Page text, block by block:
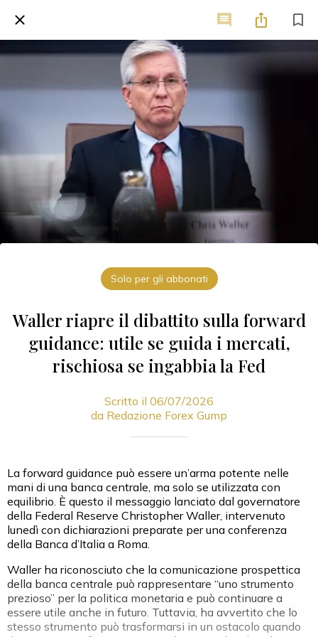
Solo per gli abbonati
Waller riapre il dibattito sulla forward
guidance: utile se guida i mercati,
rischiosa se ingabbia la Fed
Scritto il 06/07/2026
da Redazione Forex Gump
La forward guidance può essere un’arma potente nelle
mani di una banca centrale, ma solo se utilizzata con
equilibrio. È questo il messaggio lanciato dal governatore
della Federal Reserve Christopher Waller, intervenuto
lunedì con dichiarazioni preparate per una conferenza
della Banca d’Italia a Roma.
Waller ha riconosciuto che la comunicazione prospettica
della banca centrale può rappresentare “uno strumento
prezioso” per la politica monetaria e può continuare a
essere utile anche in futuro. Tuttavia, ha avvertito che lo
stesso strumento può trasformarsi in un ostacolo quando